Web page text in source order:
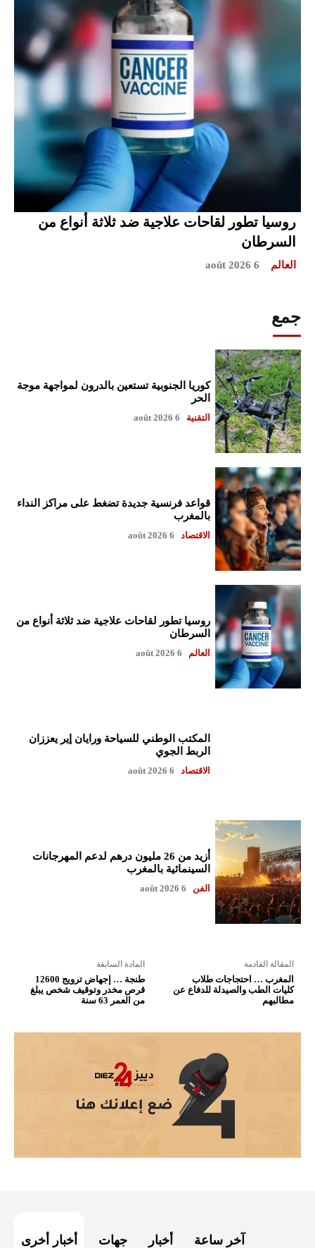
روسيا تطور لقاحات علاجية ضد ثلاثة أنواع من
السرطان
العالم 6 août 2026
جمع
كوريا الجنوبية تستعين بالدرون لمواجهة موجة
الحر
التقنية 6 août 2026
قواعد فرنسية جديدة تضغط على مراكز النداء
بالمغرب
الاقتصاد 6 août 2026
روسيا تطور لقاحات علاجية ضد ثلاثة أنواع من
السرطان
العالم 6 août 2026
المكتب الوطني للسياحة ورايان إير يعززان
الربط الجوي
الاقتصاد 6 août 2026
أزيد من 26 مليون درهم لدعم المهرجانات
السينمائية بالمغرب
الفن 6 août 2026
المادة السابقة
طنجة … إجهاض ترويج 12600
قرص مخدر وتوقيف شخص يبلغ
من العمر 63 سنة
المقالة القادمة
المغرب … احتجاجات طلاب
كليات الطب والصيدلة للدفاع عن
مطالبهم
أخبار أخرى جهات أخبار آخر ساعة